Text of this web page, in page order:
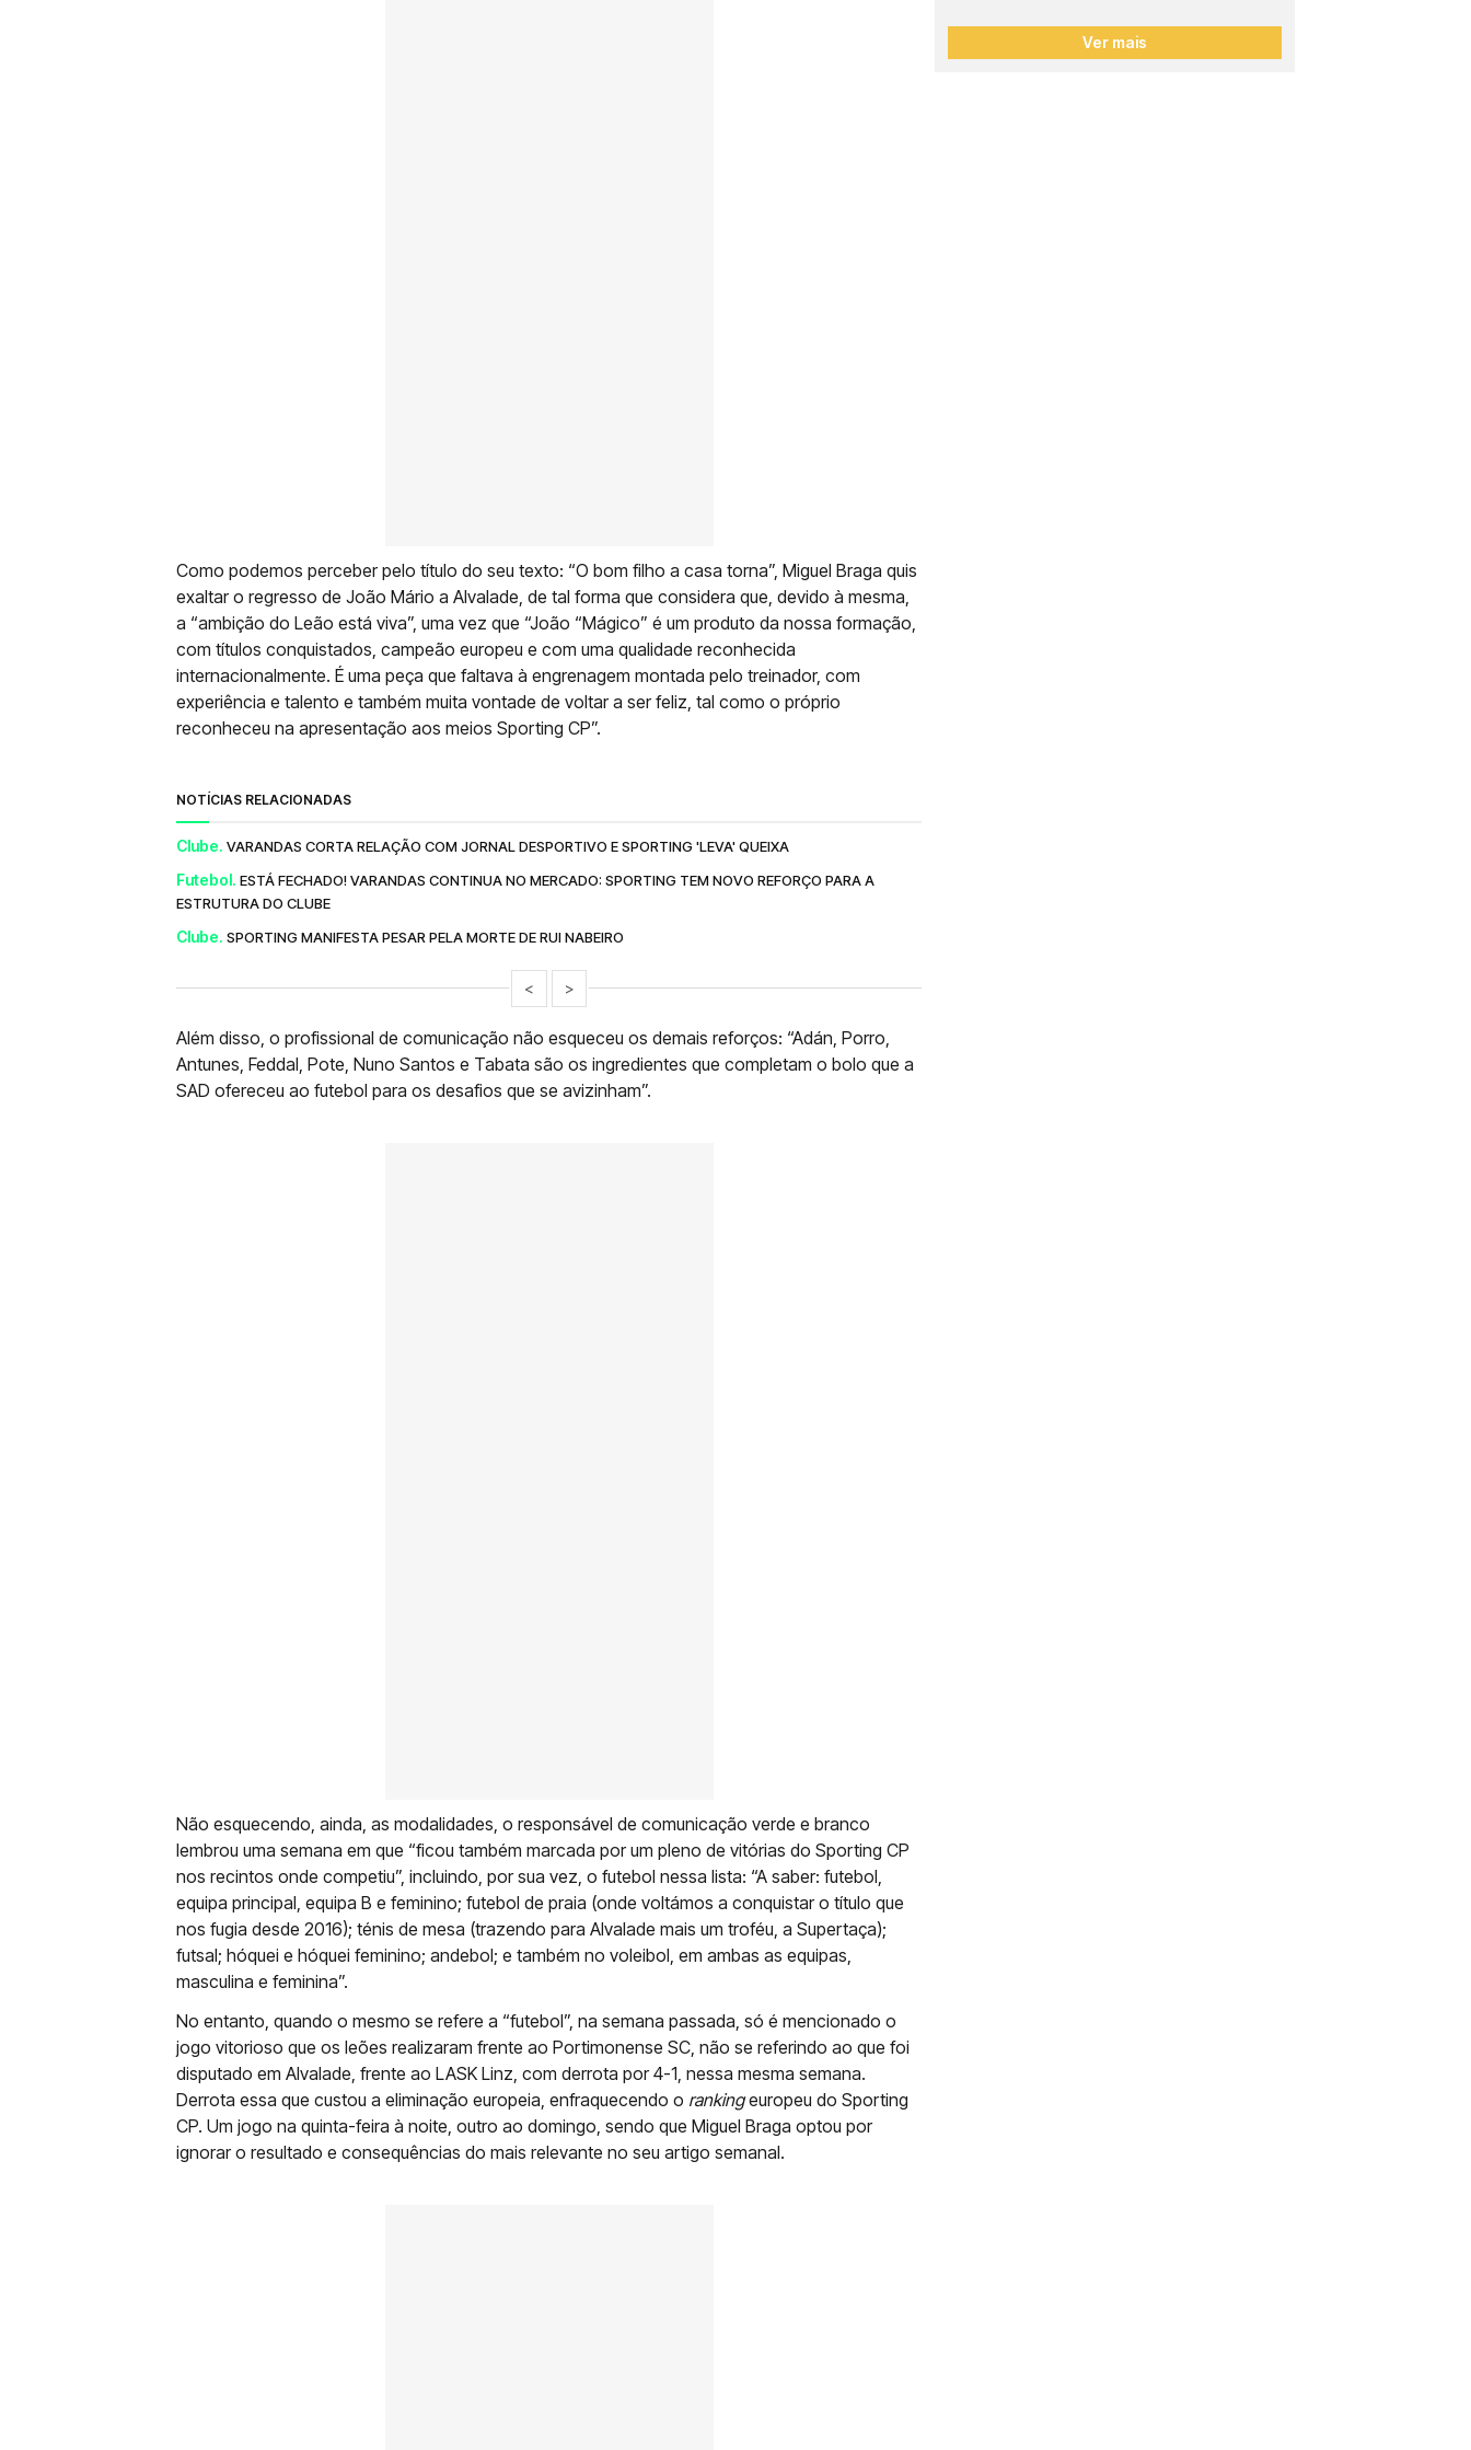
Como podemos perceber pelo título do seu texto: “O bom filho a casa torna”, Miguel Braga quis
exaltar o regresso de João Mário a Alvalade, de tal forma que considera que, devido à mesma,
a “ambição do Leão está viva”, uma vez que “João “Mágico” é um produto da nossa formação,
com títulos conquistados, campeão europeu e com uma qualidade reconhecida
internacionalmente. É uma peça que faltava à engrenagem montada pelo treinador, com
experiência e talento e também muita vontade de voltar a ser feliz, tal como o próprio
reconheceu na apresentação aos meios Sporting CP”.
NOTÍCIAS RELACIONADAS
Clube. VARANDAS CORTA RELAÇÃO COM JORNAL DESPORTIVO E SPORTING 'LEVA' QUEIXA
Futebol. ESTÁ FECHADO! VARANDAS CONTINUA NO MERCADO: SPORTING TEM NOVO REFORÇO PARA A
ESTRUTURA DO CLUBE
Clube. SPORTING MANIFESTA PESAR PELA MORTE DE RUI NABEIRO
< >
Além disso, o profissional de comunicação não esqueceu os demais reforços: “Adán, Porro,
Antunes, Feddal, Pote, Nuno Santos e Tabata são os ingredientes que completam o bolo que a
SAD ofereceu ao futebol para os desafios que se avizinham”.
Não esquecendo, ainda, as modalidades, o responsável de comunicação verde e branco
lembrou uma semana em que “ficou também marcada por um pleno de vitórias do Sporting CP
nos recintos onde competiu”, incluindo, por sua vez, o futebol nessa lista: “A saber: futebol,
equipa principal, equipa B e feminino; futebol de praia (onde voltámos a conquistar o título que
nos fugia desde 2016); ténis de mesa (trazendo para Alvalade mais um troféu, a Supertaça);
futsal; hóquei e hóquei feminino; andebol; e também no voleibol, em ambas as equipas,
masculina e feminina”.
No entanto, quando o mesmo se refere a “futebol”, na semana passada, só é mencionado o
jogo vitorioso que os leões realizaram frente ao Portimonense SC, não se referindo ao que foi
disputado em Alvalade, frente ao LASK Linz, com derrota por 4-1, nessa mesma semana.
Derrota essa que custou a eliminação europeia, enfraquecendo o rankingeuropeu do Sporting
CP. Um jogo na quinta-feira à noite, outro ao domingo, sendo que Miguel Braga optou por
ignorar o resultado e consequências do mais relevante no seu artigo semanal.
Ver mais